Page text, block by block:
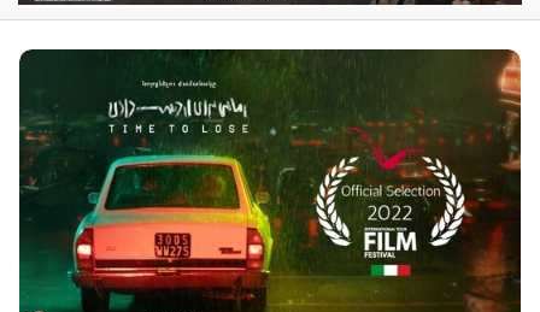
ک
س
ی
س
ا
ی
ر
ا
ن